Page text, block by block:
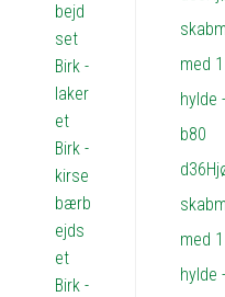
bejd
set
Birk -
laker
et
Birk -
kirse
bærb
ejds
et
Birk -